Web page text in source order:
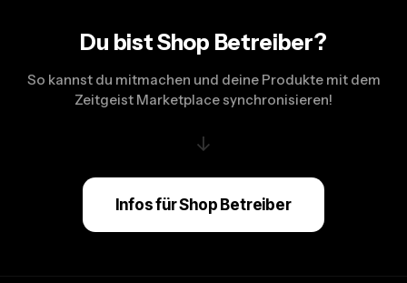
Du bist Shop Betreiber?
So kannst du mitmachen und deine Produkte mit dem
Zeitgeist Marketplace synchronisieren!
↓
Infos für Shop Betreiber